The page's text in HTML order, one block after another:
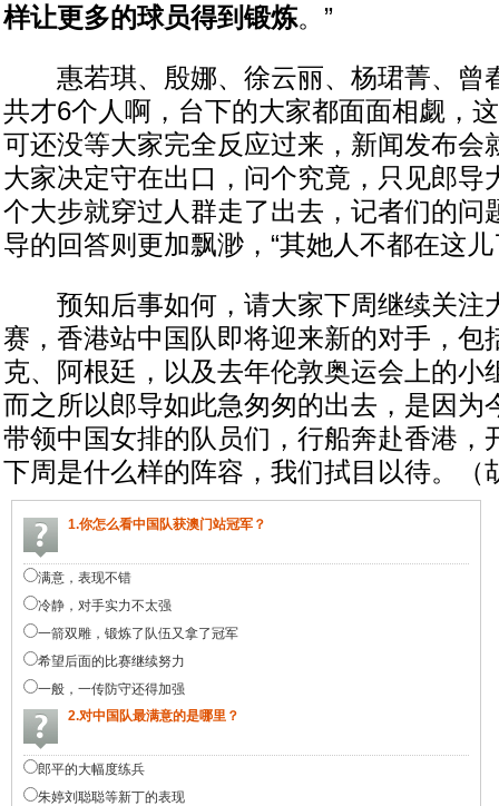
样让更多的球员得到锻炼。”
惠若琪、殷娜、徐云丽、杨珺菁、曾
共才6个人啊，台下的大家都面面相觑，
可还没等大家完全反应过来，新闻发布会
大家决定守在出口，问个究竟，只见郎导
个大步就穿过人群走了出去，记者们的问
导的回答则更加飘渺，“其她人不都在这儿
预知后事如何，请大家下周继续关注
赛，香港站中国队即将迎来新的对手，包
克、阿根廷，以及去年伦敦奥运会上的小
而之所以郎导如此急匆匆的出去，是因为
带领中国女排的队员们，行船奔赴香港，
下周是什么样的阵容，我们拭目以待。（
1.你怎么看中国队获澳门站冠军？
满意，表现不错
冷静，对手实力不太强
一箭双雕，锻炼了队伍又拿了冠军
希望后面的比赛继续努力
一般，一传防守还得加强
2.对中国队最满意的是哪里？
郎平的大幅度练兵
朱婷刘聪聪等新丁的表现